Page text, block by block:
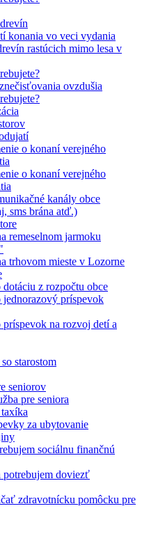
konania vo veci vydania
rastúcich mimo lesa v
ovzdušia
o konaní verejného
o konaní verejného
kanály obce
sms brána atď.)
remeselnom jarmoku
trhovom mieste v Lozorne
z rozpočtu obce
príspevok
na rozvoj detí a
starostom
seniorov
pre seniora
za ubytovanie
sociálnu finančnú
potrebujem doviezť
zdravotnícku pomôcku pre